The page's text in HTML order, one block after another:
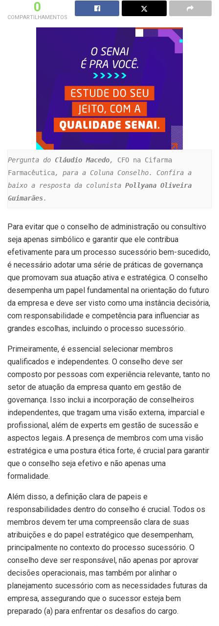
0
COMPARTILHAMENTOS
Pergunta do Cláudio Macedo, CFO na Cifarma
Farmacêutica, para a Coluna Conselho. Confira a
baixo a resposta da colunista Pollyana Oliveira
Guimarães.
Para evitar que o conselho de administração ou consultivo
seja apenas simbólico e garantir que ele contribua
efetivamente para um processo sucessório bem-sucedido,
é necessário adotar uma série de práticas de governança
que promovam sua atuação ativa e estratégica. O conselho
desempenha um papel fundamental na orientação do futuro
da empresa e deve ser visto como uma instância decisória,
com responsabilidade e competência para influenciar as
grandes escolhas, incluindo o processo sucessório.
Primeiramente, é essencial selecionar membros
qualificados e independentes. O conselho deve ser
composto por pessoas com experiência relevante, tanto no
setor de atuação da empresa quanto em gestão de
governança. Isso inclui a incorporação de conselheiros
independentes, que tragam uma visão externa, imparcial e
profissional, além de experts em gestão de sucessão e
aspectos legais. A presença de membros com uma visão
estratégica e uma postura ética forte, é crucial para garantir
que o conselho seja efetivo e não apenas uma
formalidade.
Além disso, a definição clara de papeis e
responsabilidades dentro do conselho é crucial. Todos os
membros devem ter uma compreensão clara de suas
atribuições e do papel estratégico que desempenham,
principalmente no contexto do processo sucessório. O
conselho deve ser responsável, não apenas por aprovar
decisões operacionais, mas também por alinhar o
planejamento sucessório com as necessidades futuras da
empresa, assegurando que o sucessor esteja bem
preparado (a) para enfrentar os desafios do cargo.